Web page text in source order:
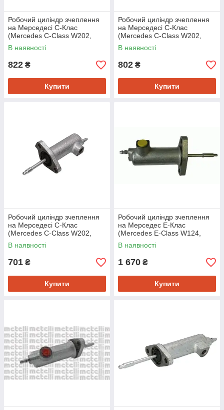
Робочий циліндр зчеплення
на Мерседесі C-Клас
(Mercedes C-Class W202,
W203, W204, E-Class W124,
W210, W211, W212,
В наявності
822 ₴
Купити
Робочий циліндр зчеплення
на Мерседесі C-Клас
(Mercedes C-Class W202,
W203, W204, E-Class W124,
W210, W211, W212,
В наявності
802 ₴
Купити
Робочий циліндр зчеплення
на Мерседесі C-Клас
(Mercedes C-Class W202,
W203, W204, E-Class W124,
W210, W211, W212,
В наявності
701 ₴
Купити
Робочий циліндр зчеплення
на Мерседес E-Клас
(Mercedes E-Class W124,
W210, W211, W212, G-Class
W460, W461, W463,
В наявності
1 670 ₴
Купити